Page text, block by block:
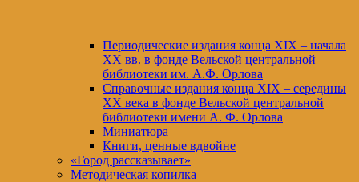
Периодические издания конца XIХ – начала
XX вв. в фонде Вельской центральной
библиотеки им. А.Ф. Орлова
Справочные издания конца XIX – середины
XX века в фонде Вельской центральной
библиотеки имени А. Ф. Орлова
Миниатюра
Книги, ценные вдвойне
«Город рассказывает»
Методическая копилка